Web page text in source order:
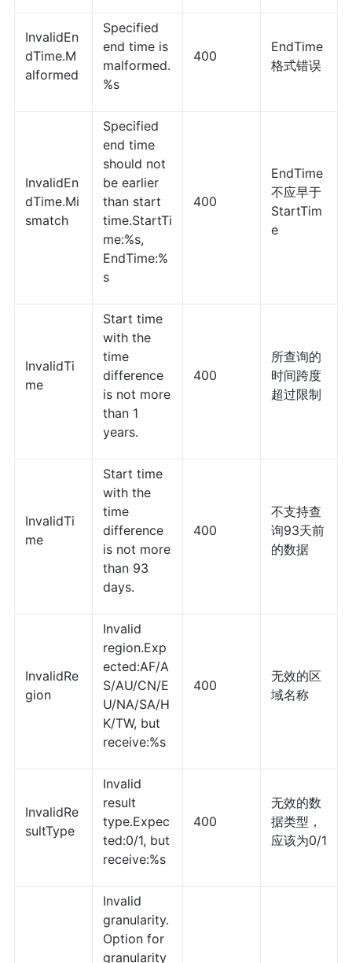
InvalidEn
dTime.M
alformed
Specified
end time is
malformed.
%s
400
EndTime
格式错误
InvalidEn
dTime.Mi
smatch
Specified
end time
should not
be earlier
than start
time.StartTi
me:%s,
EndTime:%
s
400
EndTime
不应早于
StartTim
e
InvalidTi
me
Start time
with the
time
difference
is not more
than 1
years.
400
所查询的
时间跨度
超过限制
InvalidTi
me
Start time
with the
time
difference
is not more
than 93
days.
400
不支持查
询93天前
的数据
InvalidRe
gion
Invalid
region.Exp
ected:AF/A
S/AU/CN/E
U/NA/SA/H
K/TW, but
receive:%s
400
无效的区
域名称
InvalidRe
sultType
Invalid
result
type.Expec
ted:0/1, but
receive:%s
400
无效的数
据类型，
应该为0/1
Invalid
granularity.
Option for
granularity